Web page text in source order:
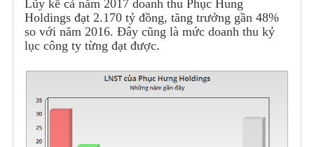
Lũy kế cả năm 2017 doanh thu Phục Hung
Holdings đạt 2.170 tỷ đồng, tăng trưởng gần 48%
so với năm 2016. Đây cũng là mức doanh thu kỷ
lục công ty từng đạt được.